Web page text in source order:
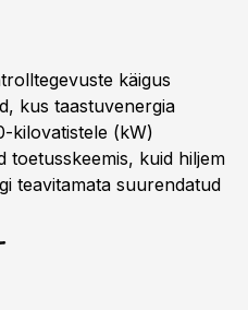
käigus
kus taastuvenergia
kilovatistele (kW)
toetusskeemis, kuid hiljem
teavitamata suurendatud